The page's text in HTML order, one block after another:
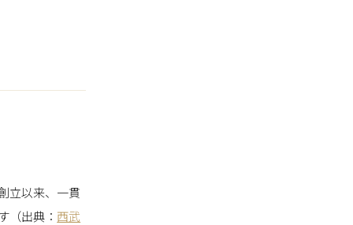
立以来、一貫
（出典： 西武